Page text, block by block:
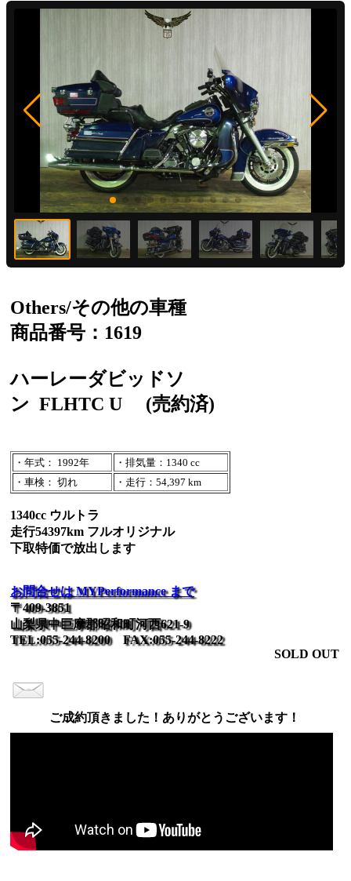
Others/その他の車種
商品番号：1619
ハーレーダビッドソ
ン FLHTC U (売約済)
・年式： 1992年
・排気量：1340 cc
・車検： 切れ
・走行：54,397 km
1340cc ウルトラ
走行54397km フルオリジナル
下取特価で放出します
お問合せは MYPerformance まで
〒409-3851
山梨県中巨摩郡昭和町河西621-9
TEL:055-244-8200 FAX:055-244-8222
SOLD OUT
ご成約頂きました！ありがとうございます！